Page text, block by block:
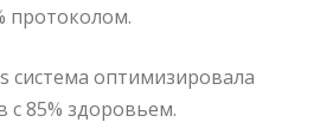
протоколом.
система оптимизировала
с 85% здоровьем.